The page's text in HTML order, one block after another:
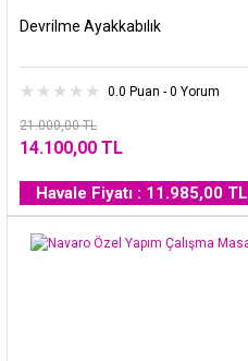
Devrilme Ayakkabılık
0.0 Puan - 0 Yorum
21.000,00 TL
14.100,00 TL
Havale Fiyatı : 11.985,00 TL